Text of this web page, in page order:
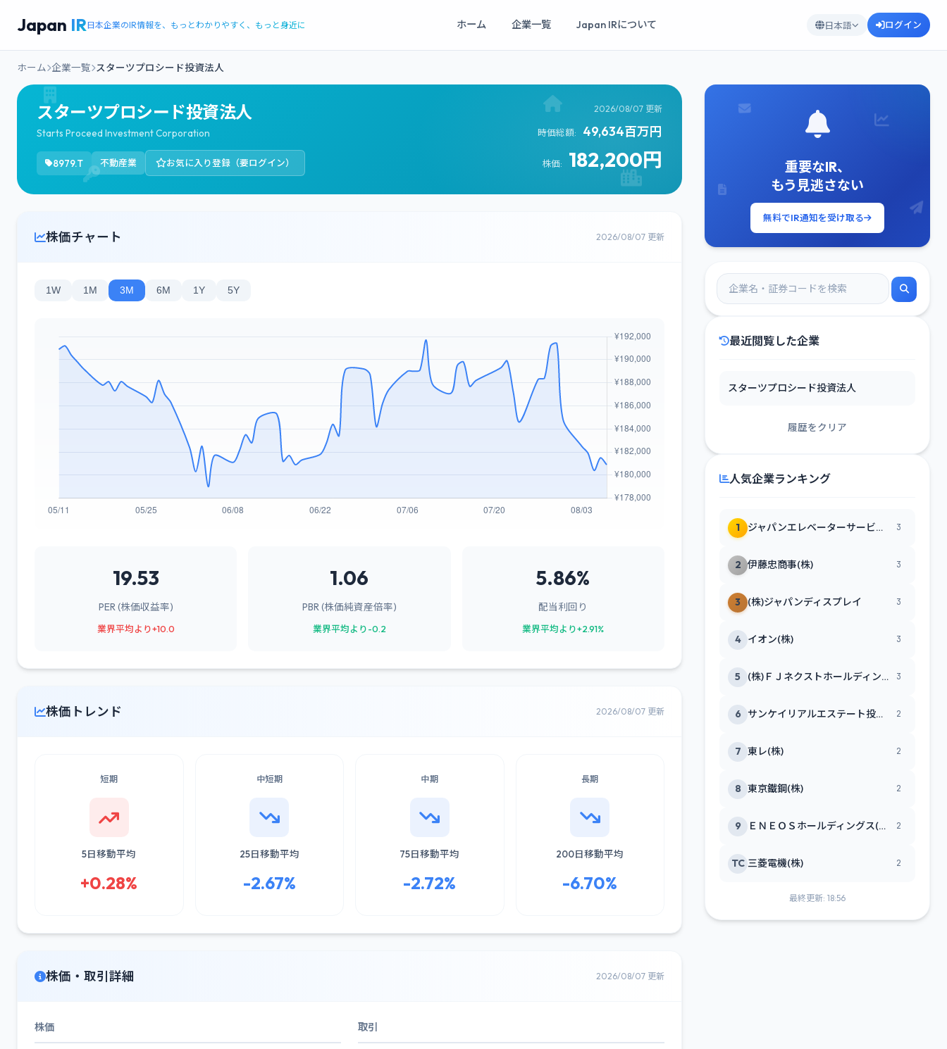
Japan IR日本企業のIR情報を、もっとわかりやすく、もっと身近に ホーム 企業一覧 Japan IRについて 日本語 ログイン
ホーム 企業一覧 スターツプロシード投資法人
スターツプロシード投資法人
Starts Proceed Investment Corporation
8979.T 不動産業 お気に入り登録（要ログイン）
2026/08/07 更新
時価総額: 49,634百万円
株価: 182,200円
株価チャート 2026/08/07 更新
1W 1M 3M 6M 1Y 5Y
19.53
PER (株価収益率)
業界平均より+10.0
1.06
PBR (株価純資産倍率)
業界平均より-0.2
5.86%
配当利回り
業界平均より+2.91%
株価トレンド 2026/08/07 更新
短期
5日移動平均
+0.28%
中短期
25日移動平均
-2.67%
中期
75日移動平均
-2.72%
長期
200日移動平均
-6.70%
株価・取引詳細 2026/08/07 更新
株価 取引
重要なIR、
もう見逃さない
無料でIR通知を受け取る
最近閲覧した企業
スターツプロシード投資法人
履歴をクリア
人気企業ランキング
1 ジャパンエレベーターサービスホールディングス(株) 3
2 伊藤忠商事(株) 3
3 (株)ジャパンディスプレイ 3
4 イオン(株) 3
5 (株)ＦＪネクストホールディングス 3
6 サンケイリアルエステート投資法人 2
7 東レ(株) 2
8 東京鐵鋼(株) 2
9 ＥＮＥＯＳホールディングス(株) 2
TC 三菱電機(株) 2
最終更新: 18:56